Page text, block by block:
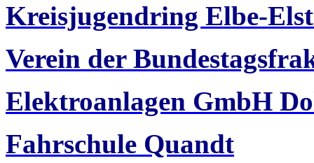
Kreisjugendring Elbe-
Verein der
Elektroanlagen GmbH
Fahrschule Quandt